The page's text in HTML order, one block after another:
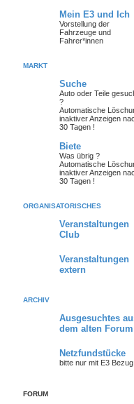
Mein E3 und Ich
Vorstellung der
Fahrzeuge und
Fahrer*innen
MARKT
Suche
Auto oder Teile
?
Automatische
inaktiver Anzeigen
30 Tagen !
Biete
Was übrig ?
Automatische
inaktiver Anzeigen
30 Tagen !
ORGANISATORISCHES
Veranstaltungen
Club
Veranstaltungen
extern
ARCHIV
Ausgesuchtes
dem alten Forum
Netzfundstücke
bitte nur mit E3 Bezug
FORUM